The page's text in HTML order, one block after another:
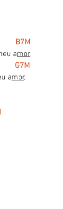
B7M
amor,
G7M
amor,